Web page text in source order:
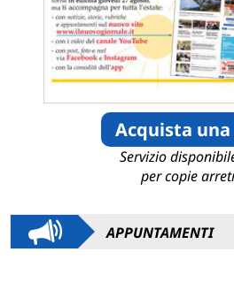
Acquista
Servizio
per copie
APPUNTAMENTI